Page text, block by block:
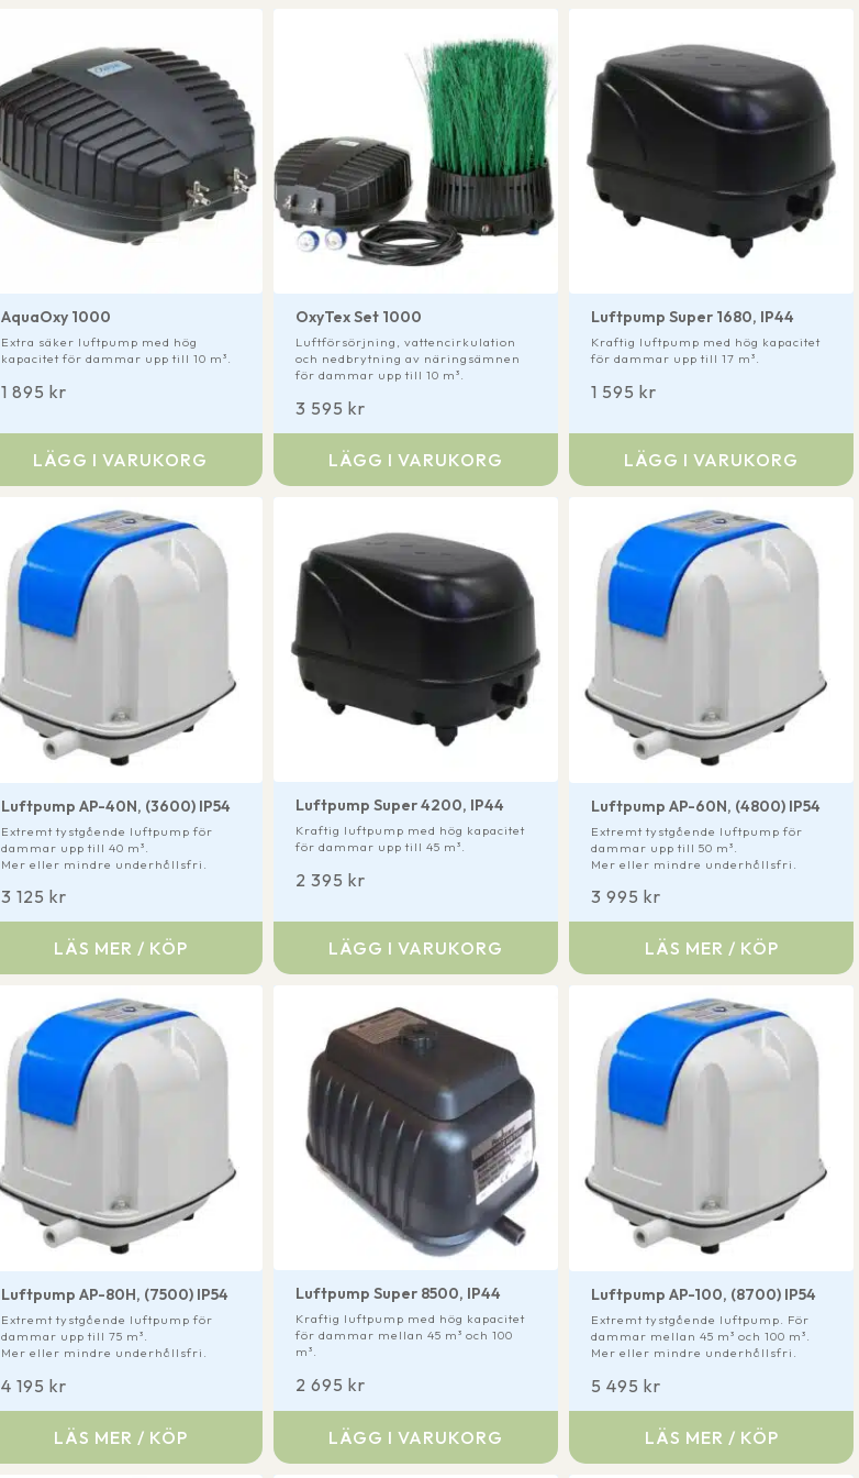
AquaOxy 1000
1 895 kr
Extra säker luftpump med hög
kapacitet för dammar upp till 10 m³.
LÄGG I VARUKORG
OxyTex Set 1000
3 595kr
Luftförsörjning, vattencirkulation
och nedbrytning av näringsämnen
för dammar upp till 10 m³.
LÄGG I VARUKORG
Luftpump Super 1680, IP44
1 595kr
Kraftig luftpump med hög kapacitet
för dammar upp till 17 m³.
LÄGG I VARUKORG
Luftpump AP-40N, (3600) IP54
3 125 kr
Extremt tystgående luftpump för
dammar upp till 40 m³.
Mer eller mindre underhållsfri.
LÄS MER / KÖP
Luftpump Super 4200, IP44
2 395kr
Kraftig luftpump med hög kapacitet
för dammar upp till 45 m³.
LÄGG I VARUKORG
Luftpump AP-60N, (4800) IP54
3 995kr
Extremt tystgående luftpump för
dammar upp till 50 m³.
Mer eller mindre underhållsfri.
LÄS MER / KÖP
Luftpump AP-80H, (7500) IP54
4 195 kr
Extremt tystgående luftpump för
dammar upp till 75 m³.
Mer eller mindre underhållsfri.
LÄS MER / KÖP
Luftpump Super 8500, IP44
2 695kr
Kraftig luftpump med hög kapacitet
för dammar mellan 45 m³ och 100
m³.
LÄGG I VARUKORG
Luftpump AP-100, (8700) IP54
5 495kr
Extremt tystgående luftpump. För
dammar mellan 45 m³ och 100 m³.
Mer eller mindre underhållsfri.
LÄS MER / KÖP